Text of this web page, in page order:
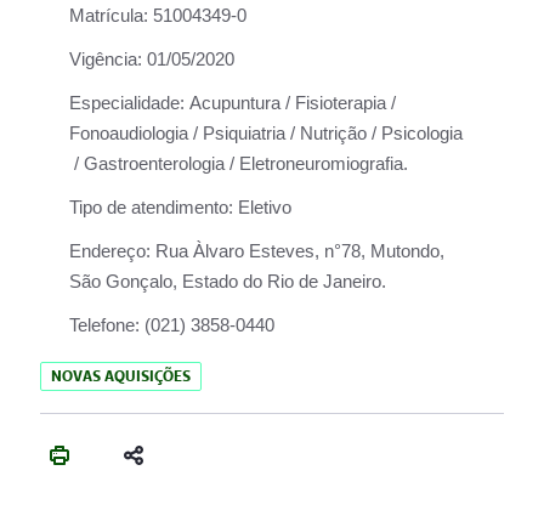
Matrícula: 51004349-0
Vigência: 01/05/2020
Especialidade: Acupuntura / Fisioterapia /
Fonoaudiologia / Psiquiatria / Nutrição / Psicologia
/ Gastroenterologia / Eletroneuromiografia.
Tipo de atendimento: Eletivo
Endereço: Rua Àlvaro Esteves, n°78, Mutondo,
São Gonçalo, Estado do Rio de Janeiro.
Telefone: (021) 3858-0440
NOVAS AQUISIÇÕES